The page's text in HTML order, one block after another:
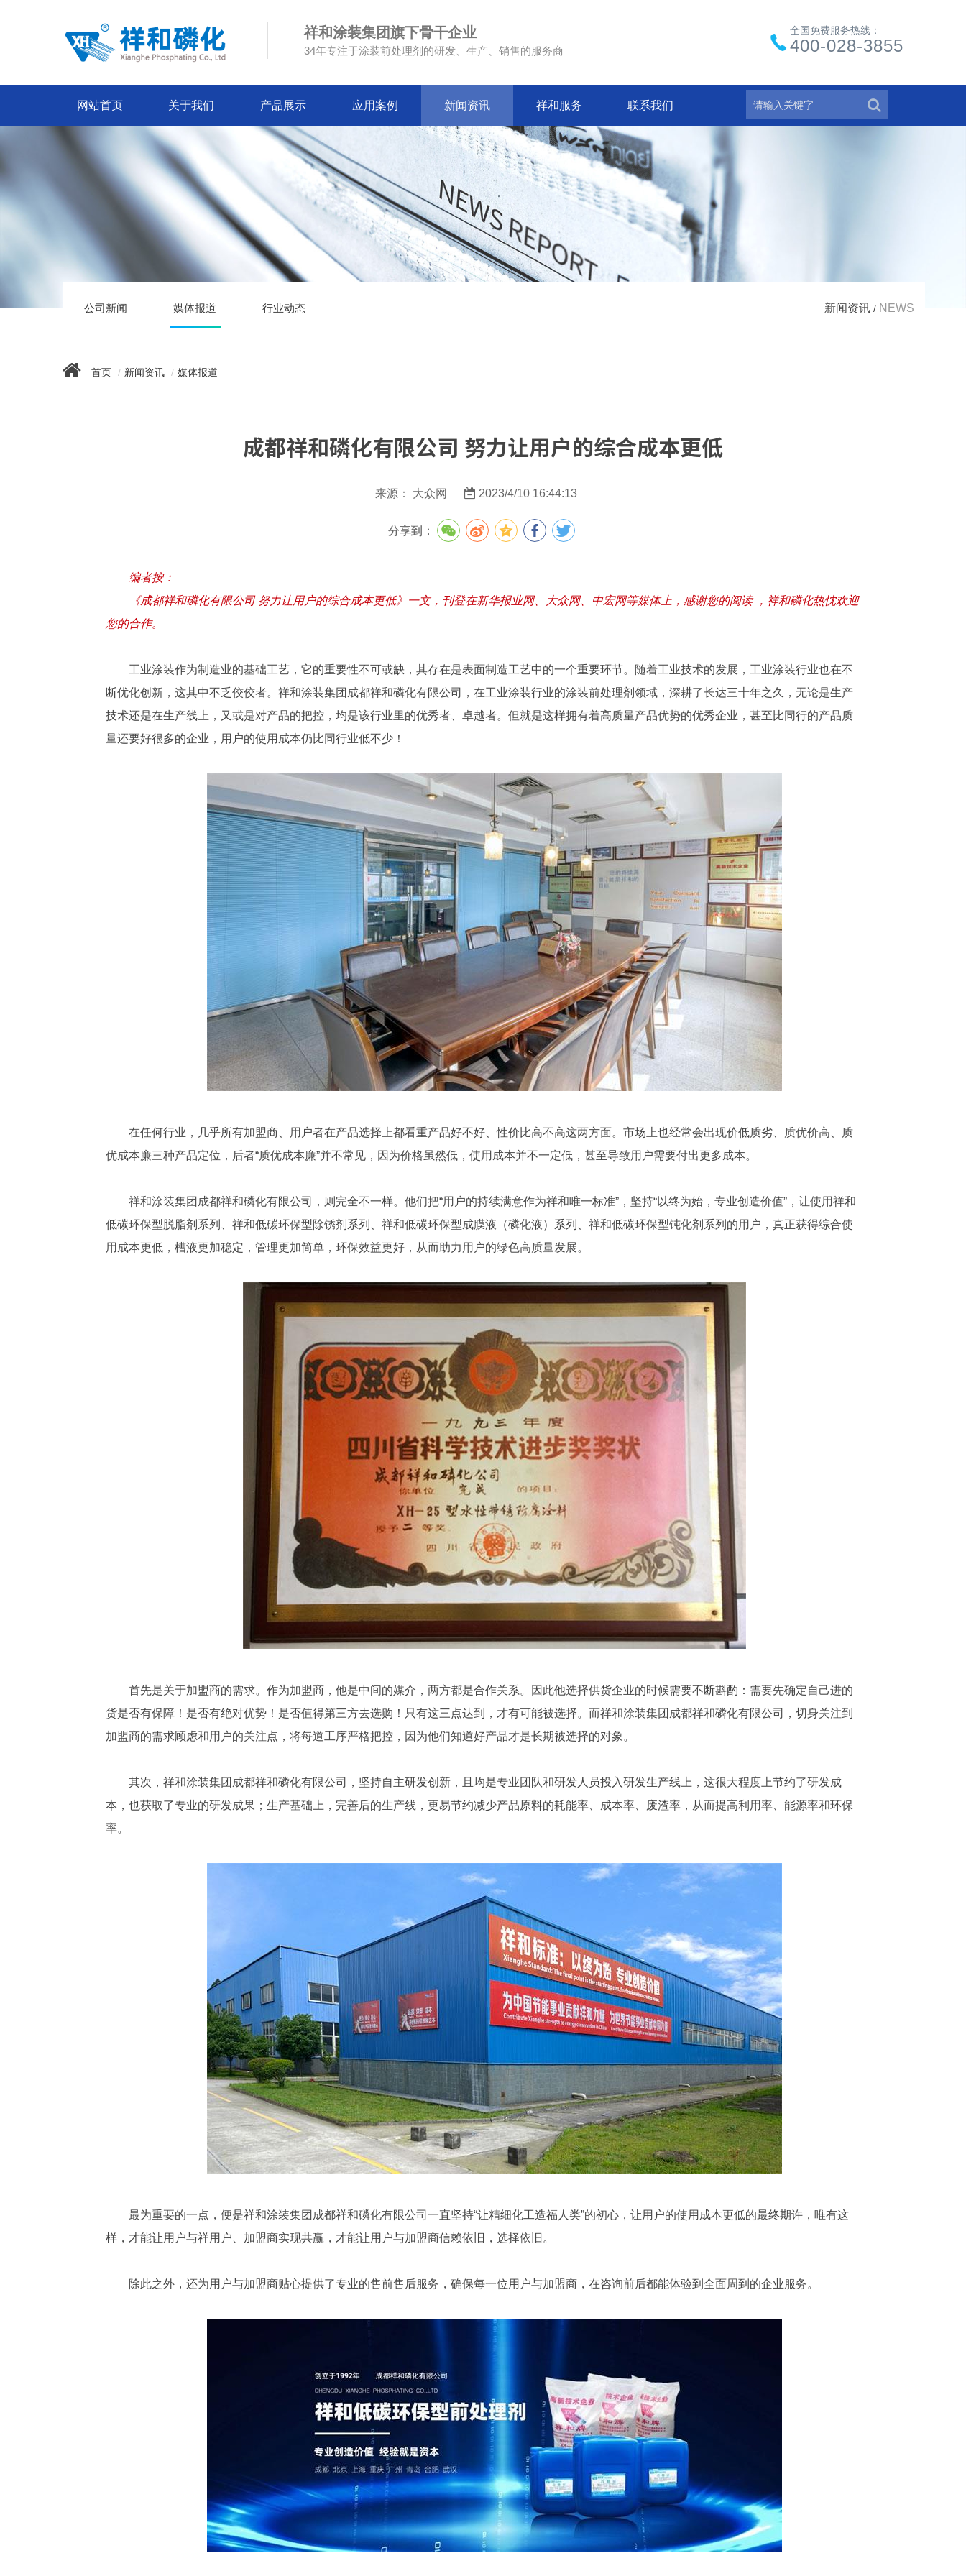
祥和涂装集团旗下骨干企业
34年专注于涂装前处理剂的研发、生产、销售的服务商
全国免费服务热线：
400-028-3855
网站首页 关于我们 产品展示 应用案例 新闻资讯 祥和服务 联系我们
公司新闻 媒体报道 行业动态 新闻资讯 / NEWS
首页 新闻资讯 媒体报道
成都祥和磷化有限公司 努力让用户的综合成本更低
来源： 大众网 2023/4/10 16:44:13
分享到：
编者按：
《成都祥和磷化有限公司 努力让用户的综合成本更低》一文，刊登在新华报业网、大众网、中宏网等媒体上，感谢您的阅读 ，祥和磷化热忱欢迎
您的合作。
工业涂装作为制造业的基础工艺，它的重要性不可或缺，其存在是表面制造工艺中的一个重要环节。随着工业技术的发展，工业涂装行业也在不
断优化创新，这其中不乏佼佼者。祥和涂装集团成都祥和磷化有限公司，在工业涂装行业的涂装前处理剂领域，深耕了长达三十年之久，无论是生产
技术还是在生产线上，又或是对产品的把控，均是该行业里的优秀者、卓越者。但就是这样拥有着高质量产品优势的优秀企业，甚至比同行的产品质
量还要好很多的企业，用户的使用成本仍比同行业低不少！
在任何行业，几乎所有加盟商、用户者在产品选择上都看重产品好不好、性价比高不高这两方面。市场上也经常会出现价低质劣、质优价高、质
优成本廉三种产品定位，后者“质优成本廉”并不常见，因为价格虽然低，使用成本并不一定低，甚至导致用户需要付出更多成本。
祥和涂装集团成都祥和磷化有限公司，则完全不一样。他们把“用户的持续满意作为祥和唯一标准”，坚持“以终为始，专业创造价值”，让使用祥和
低碳环保型脱脂剂系列、祥和低碳环保型除锈剂系列、祥和低碳环保型成膜液（磷化液）系列、祥和低碳环保型钝化剂系列的用户，真正获得综合使
用成本更低，槽液更加稳定，管理更加简单，环保效益更好，从而助力用户的绿色高质量发展。
首先是关于加盟商的需求。作为加盟商，他是中间的媒介，两方都是合作关系。因此他选择供货企业的时候需要不断斟酌：需要先确定自己进的
货是否有保障！是否有绝对优势！是否值得第三方去选购！只有这三点达到，才有可能被选择。而祥和涂装集团成都祥和磷化有限公司，切身关注到
加盟商的需求顾虑和用户的关注点，将每道工序严格把控，因为他们知道好产品才是长期被选择的对象。
其次，祥和涂装集团成都祥和磷化有限公司，坚持自主研发创新，且均是专业团队和研发人员投入研发生产线上，这很大程度上节约了研发成
本，也获取了专业的研发成果；生产基础上，完善后的生产线，更易节约减少产品原料的耗能率、成本率、废渣率，从而提高利用率、能源率和环保
率。
最为重要的一点，便是祥和涂装集团成都祥和磷化有限公司一直坚持“让精细化工造福人类”的初心，让用户的使用成本更低的最终期许，唯有这
样，才能让用户与祥用户、加盟商实现共赢，才能让用户与加盟商信赖依旧，选择依旧。
除此之外，还为用户与加盟商贴心提供了专业的售前售后服务，确保每一位用户与加盟商，在咨询前后都能体验到全面周到的企业服务。